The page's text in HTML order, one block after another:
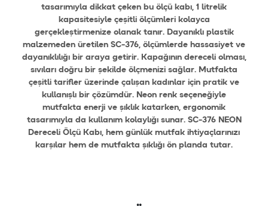
tasarımıyla dikkat çeken bu ölçü kabı, 1 litrelik
kapasitesiyle çeşitli ölçümleri kolayca
gerçekleştirmenize olanak tanır. Dayanıklı plastik
malzemeden üretilen SC-376, ölçümlerde hassasiyet ve
dayanıklılığı bir araya getirir. Kapağının dereceli olması,
sıvıları doğru bir şekilde ölçmenizi sağlar. Mutfakta
çeşitli tarifler üzerinde çalışan kadınlar için pratik ve
kullanışlı bir çözümdür. Neon renk seçeneğiyle
mutfakta enerji ve şıklık katarken, ergonomik
tasarımıyla da kullanım kolaylığı sunar. SC-376 NEON
Dereceli Ölçü Kabı, hem günlük mutfak ihtiyaçlarınızı
karşılar hem de mutfakta şıklığı ön planda tutar.